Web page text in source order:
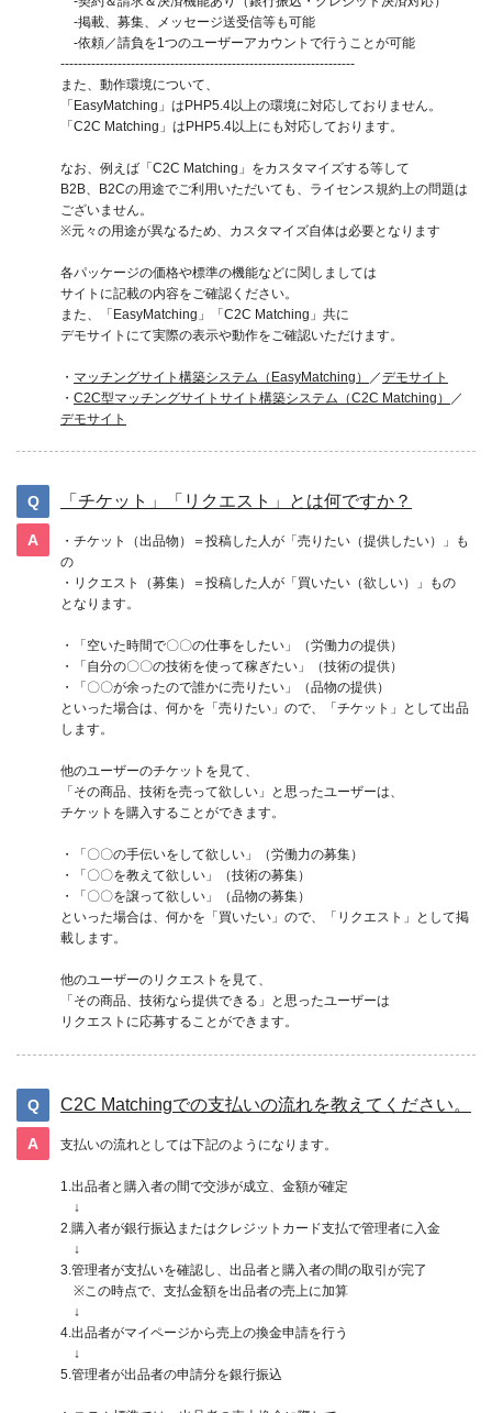
‐掲載、募集、メッセージ送受信等も可能
‐依頼／請負を1つのユーザーアカウントで行うことが可能
-------------------------------------------------------------------
また、動作環境について、
「EasyMatching」はPHP5.4以上の環境に対応しておりません。
「C2C Matching」はPHP5.4以上にも対応しております。
なお、例えば「C2C Matching」をカスタマイズする等して
B2B、B2Cの用途でご利用いただいても、ライセンス規約上の問題は
ございません。
※元々の用途が異なるため、カスタマイズ自体は必要となります
各パッケージの価格や標準の機能などに関しましては
サイトに記載の内容をご確認ください。
また、「EasyMatching」「C2C Matching」共に
デモサイトにて実際の表示や動作をご確認いただけます。
・ マッチングサイト構築システム（EasyMatching） ／デモサイト
・ C2C型マッチングサイトサイト構築システム（C2C Matching）
／
デモサイト
「チケット」「リクエスト」とは何ですか？
・チケット（出品物）＝投稿した人が「売りたい（提供したい）」も
の
・リクエスト（募集）＝投稿した人が「買いたい（欲しい）」もの
となります。
・「空いた時間で〇〇の仕事をしたい」（労働力の提供）
・「自分の〇〇の技術を使って稼ぎたい」（技術の提供）
・「〇〇が余ったので誰かに売りたい」（品物の提供）
といった場合は、何かを「売りたい」ので、「チケット」として出品
します。
他のユーザーのチケットを見て、
「その商品、技術を売って欲しい」と思ったユーザーは、
チケットを購入することができます。
・「〇〇の手伝いをして欲しい」（労働力の募集）
・「〇〇を教えて欲しい」（技術の募集）
・「〇〇を譲って欲しい」（品物の募集）
といった場合は、何かを「買いたい」ので、「リクエスト」として掲
載します。
他のユーザーのリクエストを見て、
「その商品、技術なら提供できる」と思ったユーザーは
リクエストに応募することができます。
C2C Matchingでの支払いの流れを教えてください。
支払いの流れとしては下記のようになります。
1.出品者と購入者の間で交渉が成立、金額が確定
↓
2.購入者が銀行振込またはクレジットカード支払で管理者に入金
↓
3.管理者が支払いを確認し、出品者と購入者の間の取引が完了
※この時点で、支払金額を出品者の売上に加算
↓
4.出品者がマイページから売上の換金申請を行う
↓
5.管理者が出品者の申請分を銀行振込